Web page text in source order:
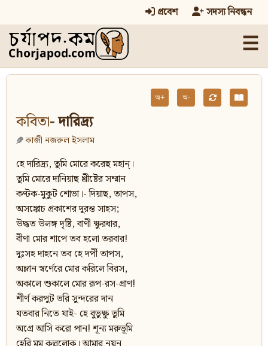
প্রবেশ সদস্য নিবন্ধন
☰
অ+ অ-
কবিতা- দারিদ্র্য
কাজী নজরুল ইসলাম
হে দারিদ্র্য, তুমি মোরে করেছ মহান্‌।
তুমি মোরে দানিয়াছ খ্রীষ্টের সম্মান
কণ্টক-মুকুট শোভা।- দিয়াছ, তাপস,
অসঙ্কোচ প্রকাশের দুরন্ত সাহস;
উদ্ধত উলঙ্গ দৃষ্টি, বাণী ক্ষুরধার,
বীণা মোর শাপে তব হলো তরবার!
দুঃসহ দাহনে তব হে দর্পী তাপস,
অম্লান স্বর্ণেরে মোর করিলে বিরস,
অকালে শুকালে মোর রূপ-রস-প্রাণ!
শীর্ণ করপুট ভরি সুন্দরের দান
যতবার নিতে যাই- হে বুভুক্ষু তুমি
অগ্রে আসি করো পান! শূন্য মরুভূমি